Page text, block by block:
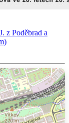
z Poděbrad a